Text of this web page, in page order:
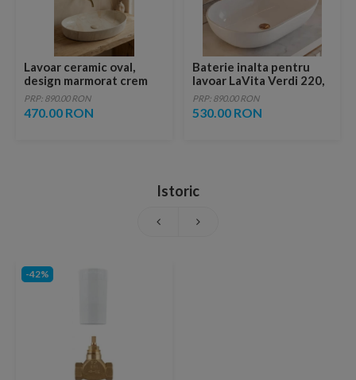
Lavoar ceramic oval,
design marmorat crem
lucios cu vene aurii,
ventil inclus
PRP: 890.00 RON
470.00 RON
Baterie inalta pentru
lavoar LaVita Verdi 220,
fara ventil, brushed
copper
PRP: 890.00 RON
530.00 RON
Istoric
-42%